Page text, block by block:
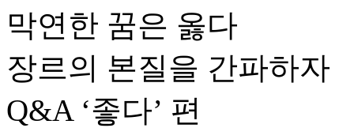
막연한 꿈은 옳다
장르의 본질을 간파하자
Q&A ‘좋다’ 편